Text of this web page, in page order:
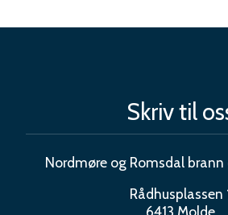
Skriv til
Nordmøre og Romsdal brann
Rådhusplassen
6413 Molde